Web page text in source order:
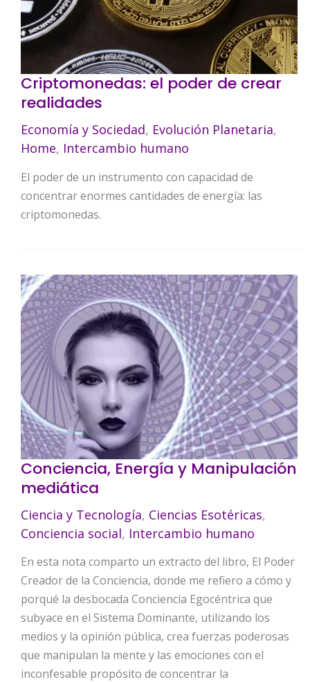
Criptomonedas: el poder de crear
realidades
Economía y Sociedad, Evolución Planetaria,
Home, Intercambio humano
El poder de un instrumento con capacidad de
concentrar enormes cantidades de energía: las
criptomonedas.
Conciencia, Energía y Manipulación
mediática
Ciencia y Tecnología, Ciencias Esotéricas,
Conciencia social, Intercambio humano
En esta nota comparto un extracto del libro, El Poder
Creador de la Conciencia, donde me refiero a cómo y
porqué la desbocada Conciencia Egocéntrica que
subyace en el Sistema Dominante, utilizando los
medios y la opinión pública, crea fuerzas poderosas
que manipulan la mente y las emociones con el
inconfesable propósito de concentrar la